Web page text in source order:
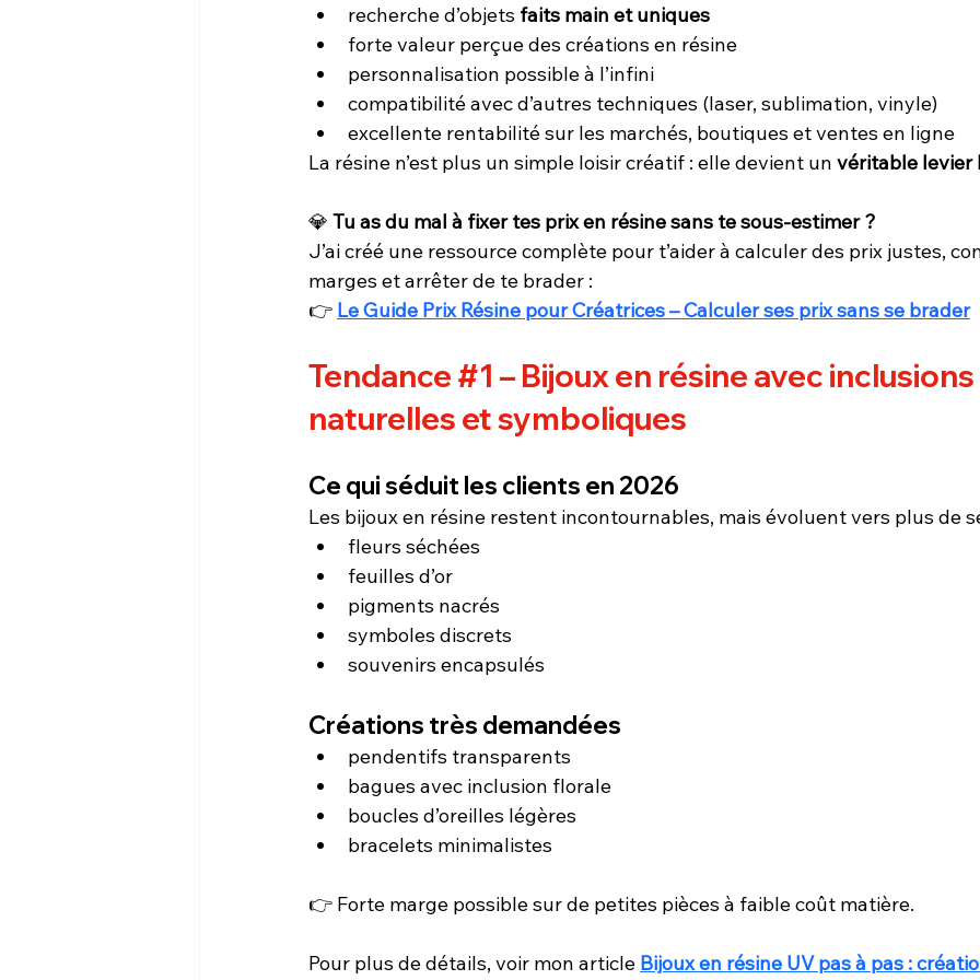
recherche d’objets faits main et uniques
forte valeur perçue des créations en résine
personnalisation possible à l’infini
compatibilité avec d’autres techniques (laser, sublimation, vinyle)
excellente rentabilité sur les marchés, boutiques et ventes en ligne
La résine n’est plus un simple loisir créatif : elle devient un véritable levier
💎 Tu as du mal à fixer tes prix en résine sans te sous-estimer ?
J’ai créé une ressource complète pour t’aider à calculer des prix justes,
marges et arrêter de te brader :
👉 Le Guide Prix Résine pour Créatrices – Calculer ses prix sans se brader
Tendance #1 – Bijoux en résine avec inclusions
naturelles et symboliques
Ce qui séduit les clients en 2026
Les bijoux en résine restent incontournables, mais évoluent vers plus de
fleurs séchées
feuilles d’or
pigments nacrés
symboles discrets
souvenirs encapsulés
Créations très demandées
pendentifs transparents
bagues avec inclusion florale
boucles d’oreilles légères
bracelets minimalistes
👉 Forte marge possible sur de petites pièces à faible coût matière.
Pour plus de détails, voir mon article Bijoux en résine UV pas à pas :